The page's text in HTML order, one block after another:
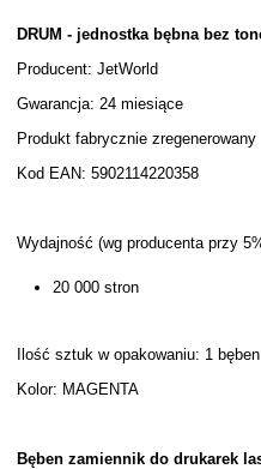
DRUM - jednostka bębna bez
Producent: JetWorld
Gwarancja: 24 miesiące
Produkt fabrycznie zregenerowany
Kod EAN: 5902114220358
Wydajność (wg producenta przy
20 000 stron
Ilość sztuk w opakowaniu: 1 bęben
Kolor: MAGENTA
Bęben zamiennik do drukarek